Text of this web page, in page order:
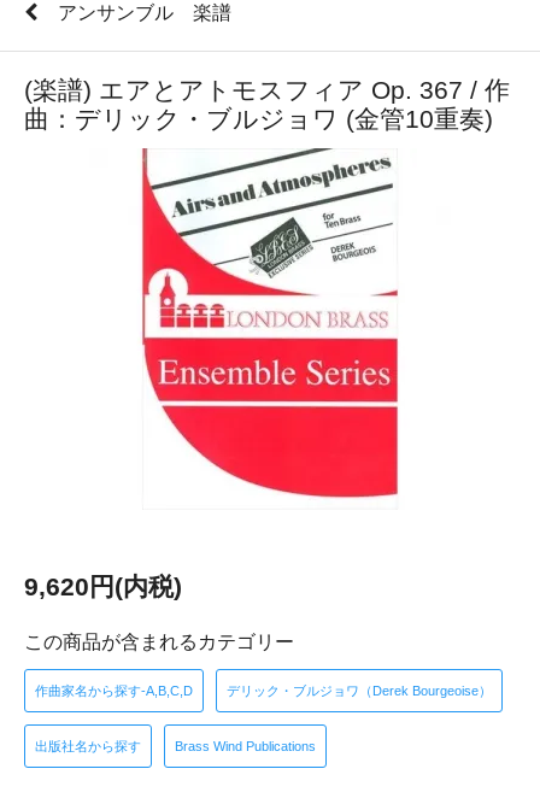
アンサンブル 楽譜
(楽譜) エアとアトモスフィア Op. 367 / 作
曲：デリック・ブルジョワ (金管10重奏)
9,620円(内税)
この商品が含まれるカテゴリー
作曲家名から探す-A,B,C,D デリック・ブルジョワ（Derek Bourgeoise）
出版社名から探す Brass Wind Publications